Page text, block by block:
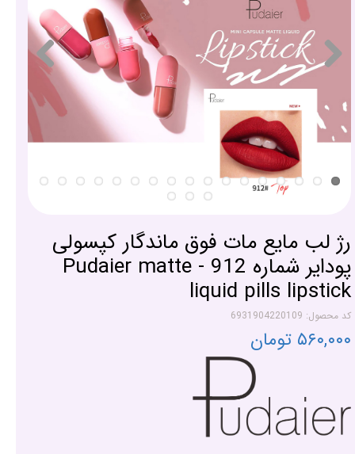
رژ لب مایع مات فوق ماندگار کپسولی
پودایر شماره 912 - Pudaier matte
liquid pills lipstick
کد محصول: 6931904220109
۵۶۰,۰۰۰ تومان